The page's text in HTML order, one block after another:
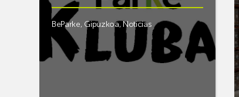
BeParke, Gipuzkoa,Noticias